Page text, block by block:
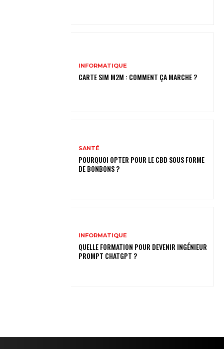
INFORMATIQUE
CARTE SIM M2M : COMMENT ÇA MARCHE ?
SANTÉ
POURQUOI OPTER POUR LE CBD SOUS FORME
DE BONBONS ?
INFORMATIQUE
QUELLE FORMATION POUR DEVENIR INGÉNIEUR
PROMPT CHATGPT ?